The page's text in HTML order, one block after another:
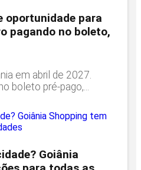
oportunidade para
pagando no boleto,
em abril de 2027.
boleto pré-pago,...
Goiânia